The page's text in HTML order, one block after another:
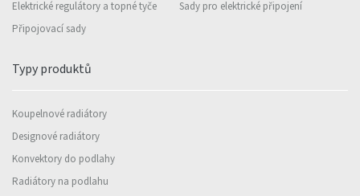
Elektrické regulátory a topné tyče
Sady pro elektrické připojení
Připojovací sady
Typy produktů
Koupelnové radiátory
Designové radiátory
Konvektory do podlahy
Radiátory na podlahu